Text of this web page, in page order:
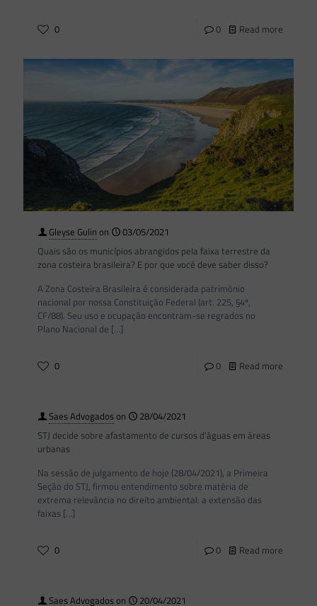
0 0 Read more
Gleyse Gulin on
03/05/2021
Quais são os municípios abrangidos pela faixa terrestre da
zona costeira brasileira? E por que você deve saber disso?
A Zona Costeira Brasileira é considerada patrimônio
nacional por nossa Constituição Federal (art. 225, §4º,
CF/88). Seu uso e ocupação encontram-se regrados no
Plano Nacional de […]
0 0 Read more
Saes Advogadoson
28/04/2021
STJ decide sobre afastamento de cursos d’águas em áreas
urbanas
Na sessão de julgamento de hoje (28/04/2021), a Primeira
Seção do STJ, firmou entendimento sobre matéria de
extrema relevância no direito ambiental: a extensão das
faixas […]
0 0 Read more
Saes Advogadoson 20/04/2021